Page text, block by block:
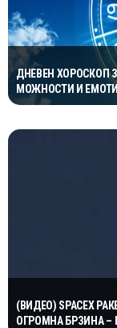
ДНЕВЕН ХОРОСКОП
МОЖНОСТИ И
(ВИДЕО) SPACEX
ОГРОМНА БРЗИНА –